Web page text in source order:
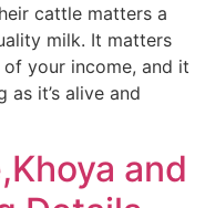
cattle matters a
milk. It matters
your income, and it
it’s alive and
and